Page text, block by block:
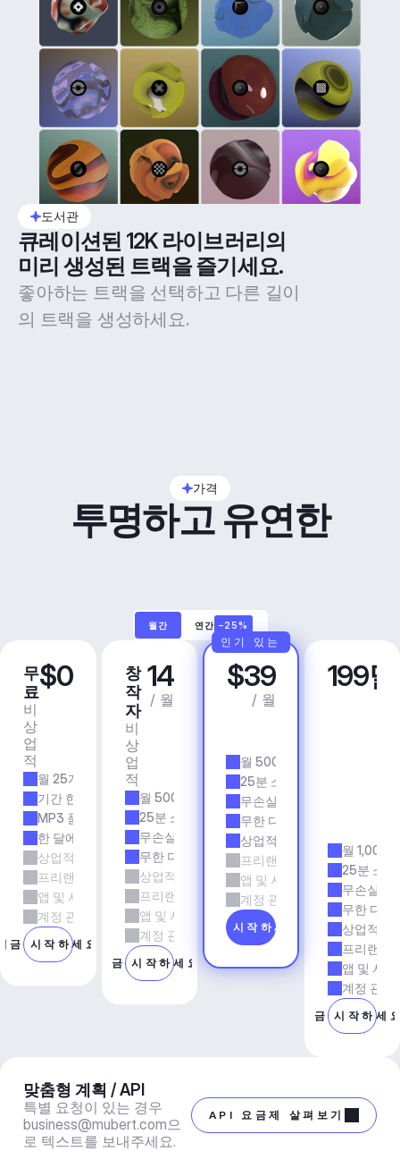
도서관
큐레이션된 12K 라이브러리의
미리 생성된 트랙을 즐기세요.
좋아하는 트랙을 선택하고 다른 길이
의 트랙을 생성하세요.
가격
투명하고 유연한
월간 연간 –25%
무
료
비
상
업
적
$0
월 25개 트랙
기간 한정
MP3 품질
한 달에 5회 다운로드
상업적 사용
프리랜서 및 에이전시 업무
앱 및 서비스
계정 관리자 지원
금 시작하세요
창
작
자
비
상
업
적
14
/ 월
월 500개 트랙
25분 소요 시간
무손실 품질
무한 다운로드
상업적 사용
프리랜서 및 에이전시 업무
앱 및 서비스
계정 관리자 지원
지금 시작하세요
프
로
$39
/ 월
월 500개 트랙
25분 소요 시간
무손실 품질
무한 다운로드
상업적 사용
프리랜서 및 에이전시 업무
앱 및 서비스
계정 관리자 지원
지금 시작하세요
인기 있는
비
즈
199
월 1,000
25분 소요
무손실 품
무한 다운
상업적 사
프리랜서
앱 및 서비
계정 관리
지금 시작하세
맞춤형 계획 / API
business@mubert.com으
로 텍스트를 보내주세요.
API 요금제 살펴보기